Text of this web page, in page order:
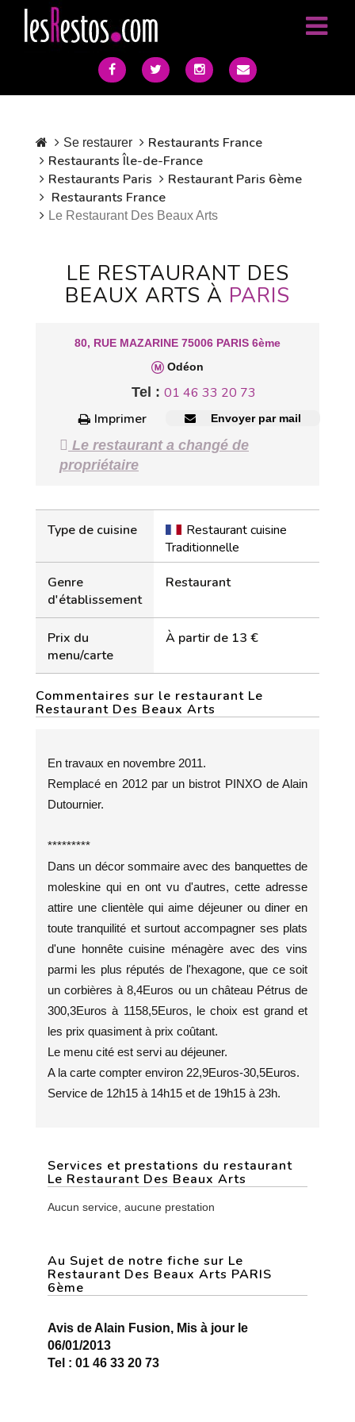
Se restaurer
Restaurants France
Restaurants Île-de-France
Restaurants Paris
Restaurant Paris 6ème
Restaurants France
Le Restaurant Des Beaux Arts
LE RESTAURANT DES
BEAUX ARTS À PARIS
80, RUE MAZARINE 75006 PARIS 6ème
Odéon
Tel : 01 46 33 20 73
Imprimer
Envoyer par mail
Le restaurant a changé de
propriétaire
Type de cuisine
Restaurant cuisine
Traditionnelle
Genre
d'établissement
Restaurant
Prix du
menu/carte
À partir de 13 €
Commentaires sur le restaurant Le
Restaurant Des Beaux Arts
En travaux en novembre 2011.
Remplacé en 2012 par un bistrot PINXO de Alain
Dutournier.
*********
Dans un décor sommaire avec des banquettes de
moleskine qui en ont vu d'autres, cette adresse
attire une clientèle qui aime déjeuner ou diner en
toute tranquilité et surtout accompagner ses plats
d'une honnête cuisine ménagère avec des vins
parmi les plus réputés de l'hexagone, que ce soit
un corbières à 8,4Euros ou un château Pétrus de
300,3Euros à 1158,5Euros, le choix est grand et
les prix quasiment à prix coûtant.
Le menu cité est servi au déjeuner.
A la carte compter environ 22,9Euros-30,5Euros.
Service de 12h15 à 14h15 et de 19h15 à 23h.
Services et prestations du restaurant
Le Restaurant Des Beaux Arts
Aucun service, aucune prestation
Au Sujet de notre fiche sur Le
Restaurant Des Beaux Arts PARIS
6ème
Avis de Alain Fusion, Mis à jour le
06/01/2013
Tel : 01 46 33 20 73